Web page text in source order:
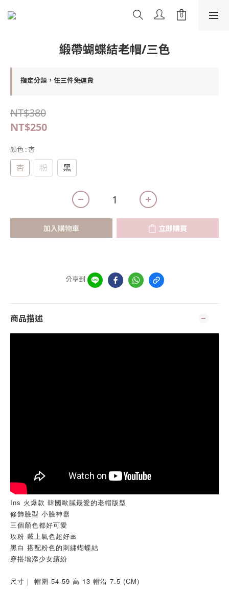
緞帶蝴蝶結老帽/三色
指定分類，任三件免運費
NT$380
NT$250
顏色 : 杏
杏 粉 黑
加入購物車 立即購買
分享到
商品描述
Ins 火爆款 韓國歐膩最愛的老帽版型
修飾臉型 小臉神器
三個顏色都好可愛
玫粉 戴上氣色超好🎀
黑白 搭配粉色的刺繡蝴蝶結
穿搭增添少女繽紛
尺寸｜ 帽圍 54-59 高 13 帽沿 7.5 (CM)